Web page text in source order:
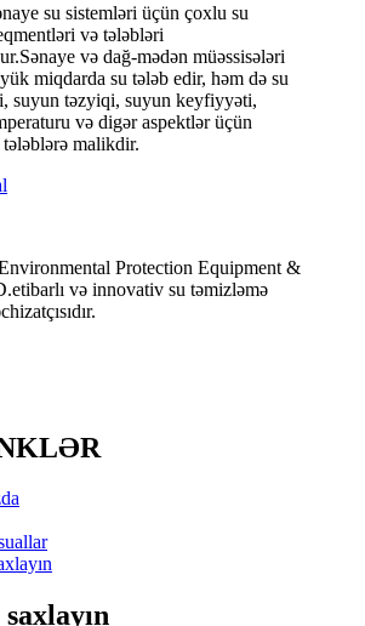
su sistemləri üçün çoxlu su
və tələbləri
və dağ-mədən müəssisələri
miqdarda su tələb edir, həm də su
suyun təzyiqi, suyun keyfiyyəti,
və digər aspektlər üçün
malikdir.
Protection Equipment &
və innovativ su təmizləmə